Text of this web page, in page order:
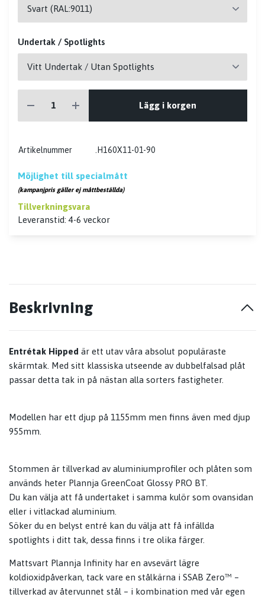
Undertak / Spotlights
Lägg i korgen
Artikelnummer .H160X11-01-90
Möjlighet till specialmått
(kampanjpris gäller ej måttbeställda)
Tillverkningsvara
Leveranstid: 4-6 veckor
Beskrivning
Entrétak Hipped är ett utav våra absolut populäraste
skärmtak. Med sitt klassiska utseende av dubbelfalsad plåt
passar detta tak in på nästan alla sorters fastigheter.
Modellen har ett djup på 1155mm men finns även med djup
955mm.
Stommen är tillverkad av aluminiumprofiler och plåten som
används heter Plannja GreenCoat Glossy PRO BT.
Du kan välja att få undertaket i samma kulör som ovansidan
eller i vitlackad aluminium.
Söker du en belyst entré kan du välja att få infällda
spotlights i ditt tak, dessa finns i tre olika färger.
Mattsvart Plannja Infinity har en avsevärt lägre
koldioxidpåverkan, tack vare en stålkärna i SSAB Zero™ –
tillverkad av återvunnet stål – i kombination med vår egen